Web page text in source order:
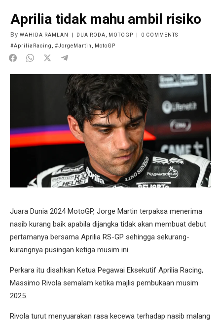
Aprilia tidak mahu ambil risiko
By WAHIDA RAMLAN DUA RODA MOTOGP 0 COMMENTS
#ApriliaRacing
#JorgeMartin MotoGP
Juara Dunia 2024 MotoGP, Jorge Martin terpaksa menerima
nasib kurang baik apabila dijangka tidak akan membuat debut
pertamanya bersama Aprilia RS-GP sehingga sekurang-
kurangnya pusingan ketiga musim ini.
Perkara itu disahkan Ketua Pegawai Eksekutif Aprilia Racing,
Massimo Rivola semalam ketika majlis pembukaan musim
2025.
Rivola turut menyuarakan rasa kecewa terhadap nasib malang